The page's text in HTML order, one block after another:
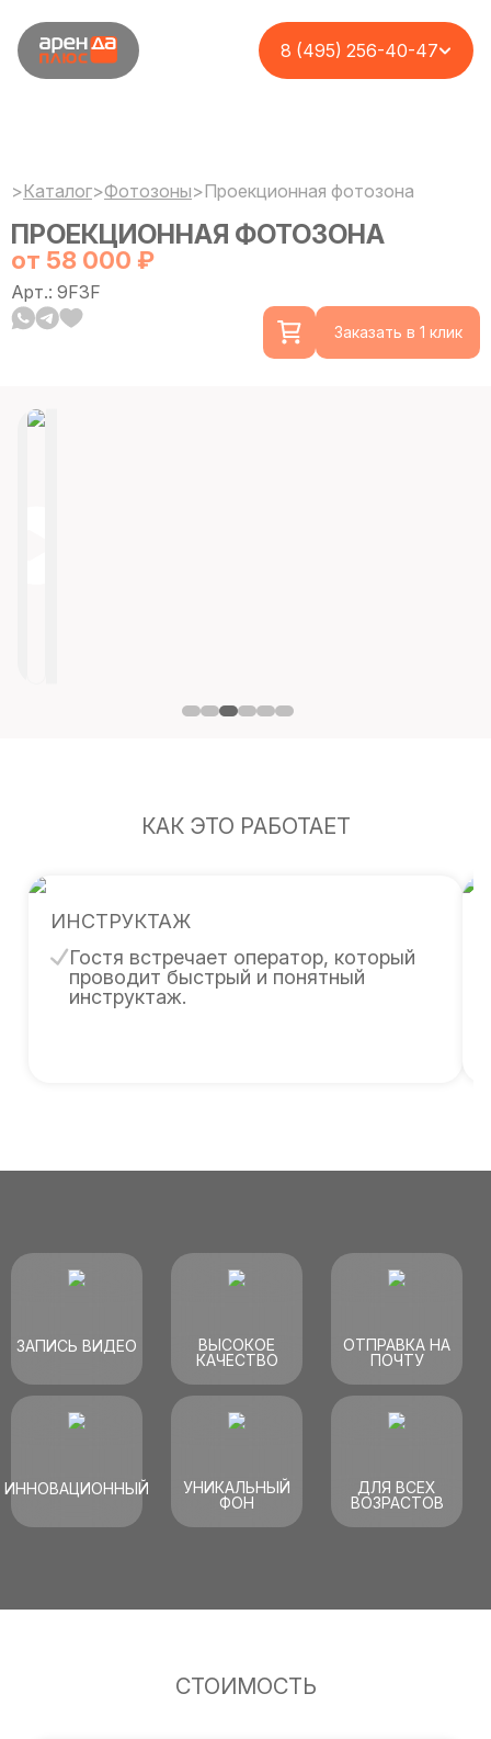
8 (495) 256-40-47
>Каталог>Фотозоны>Проекционная фотозона
ПРОЕКЦИОННАЯ ФОТОЗОНА
от 58 000 ₽
Арт.: 9F3F
Заказать в 1 клик
КАК ЭТО РАБОТАЕТ
ИНСТРУКТАЖ
Гостя встречает оператор, который
проводит быстрый и понятный
инструктаж.
ЗАПИСЬ ВИДЕО
ВЫСОКОЕ
КАЧЕСТВО
ОТПРАВКА НА
ПОЧТУ
ИННОВАЦИОННЫЙ
УНИКАЛЬНЫЙ
ФОН
ДЛЯ ВСЕХ
ВОЗРАСТОВ
СТОИМОСТЬ